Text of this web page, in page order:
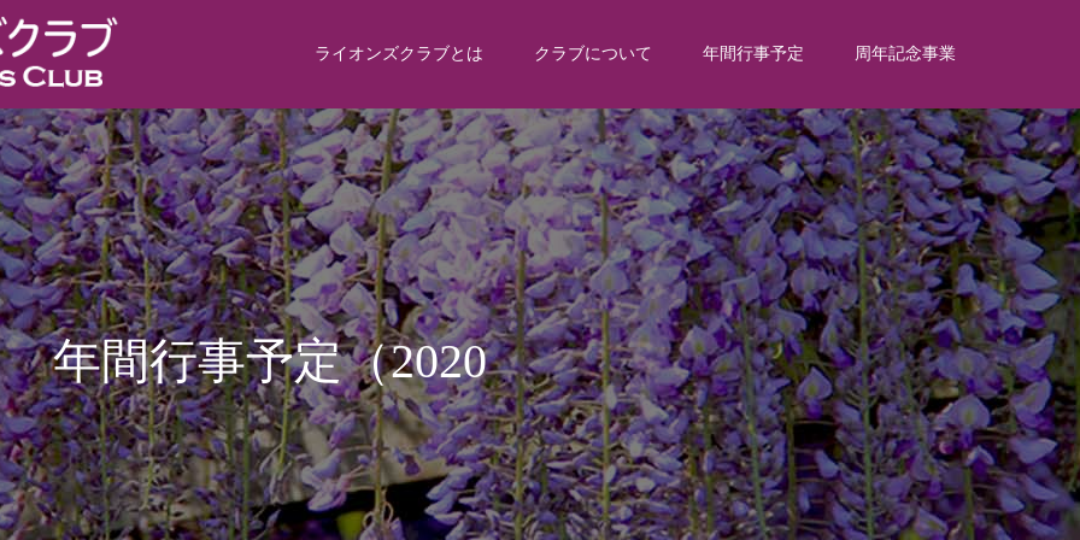
ライオンズクラブとは クラブについて 年間行事予定 周年記念事業
行事予定（2020年7月～2021